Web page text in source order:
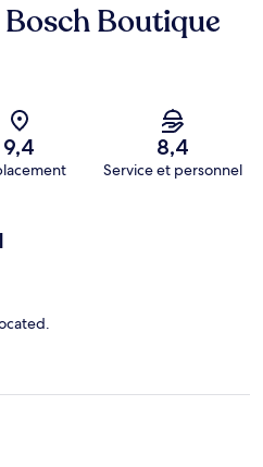
Boutique
9,4 8,4
Service et personnel